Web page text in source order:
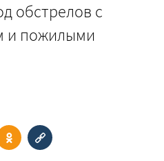
обстрелов с
и пожилыми